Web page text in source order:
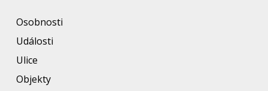
Osobnosti
Události
Ulice
Objekty